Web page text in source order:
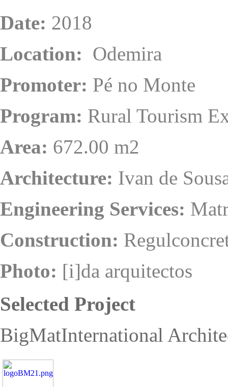
Date: 2018
Location: Odemira
Promoter: Pé no Monte
Program: Rural Tourism
Area: 672.00 m2
Architecture: Ivan de
Engineering Services:
Construction:
Photo: [i]da arquitectos
Selected Project
BigMatInternational